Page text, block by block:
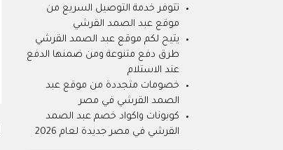
تتوفر خدمة التوصيل السريع من
موقع عبد الصمد القرشي
يتيح لكم موقع عبد الصمد القرشي
طرق دفع متنوعة ومن ضمنها الدفع
عند الاستلام
خصومات متجددة من موقع عبد
الصمد القرشي في مصر
كوبونات واكواد خصم عبد الصمد
القرشي في مصر جديدة لعام 2026